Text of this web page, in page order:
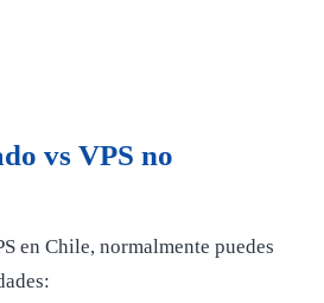
vs VPS no
en Chile, normalmente puedes